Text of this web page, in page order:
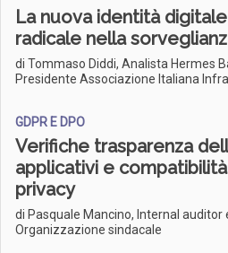
La nuova identità
radicale nella
di Tommaso Diddi, Analista Hermes
Presidente Associazione Italiana
GDPR E DPO
Verifiche trasparenza
applicativi e
privacy
di Pasquale Mancino, Internal auditor
Organizzazione sindacale